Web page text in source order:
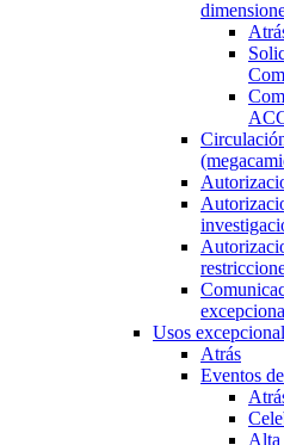
Usos
Atrás
Eventos
Alta